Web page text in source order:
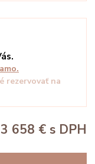
rezervovať na
3 658 € s DPH